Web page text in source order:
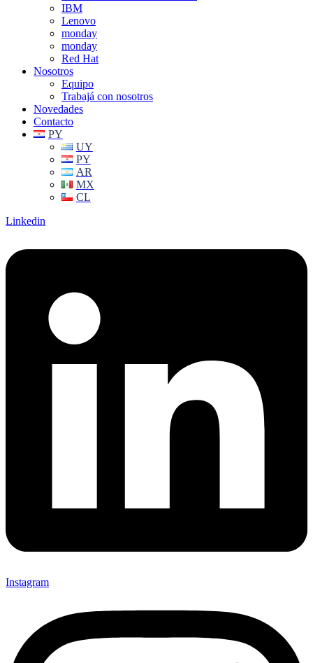
IBM
Lenovo
monday
monday
Red Hat
Nosotros
Equipo
Trabajá con nosotros
Novedades
Contacto
PY
UY
PY
AR
MX
CL
Linkedin
Instagram